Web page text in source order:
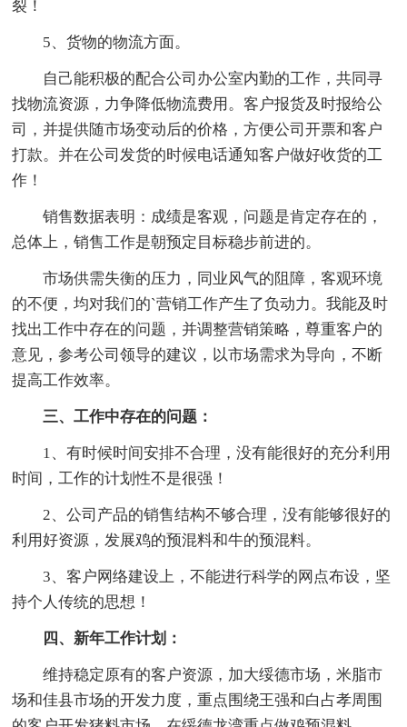
裂！
5、货物的物流方面。
自己能积极的配合公司办公室内勤的工作，共同寻
找物流资源，力争降低物流费用。客户报货及时报给公
司，并提供随市场变动后的价格，方便公司开票和客户
打款。并在公司发货的时候电话通知客户做好收货的工
作！
销售数据表明：成绩是客观，问题是肯定存在的，
总体上，销售工作是朝预定目标稳步前进的。
市场供需失衡的压力，同业风气的阻障，客观环境
的不便，均对我们的`营销工作产生了负动力。我能及时
找出工作中存在的问题，并调整营销策略，尊重客户的
意见，参考公司领导的建议，以市场需求为导向，不断
提高工作效率。
三、工作中存在的问题：
1、有时候时间安排不合理，没有能很好的充分利用
时间，工作的计划性不是很强！
2、公司产品的销售结构不够合理，没有能够很好的
利用好资源，发展鸡的预混料和牛的预混料。
3、客户网络建设上，不能进行科学的网点布设，坚
持个人传统的思想！
四、新年工作计划：
维持稳定原有的客户资源，加大绥德市场，米脂市
场和佳县市场的开发力度，重点围绕王强和白占孝周围